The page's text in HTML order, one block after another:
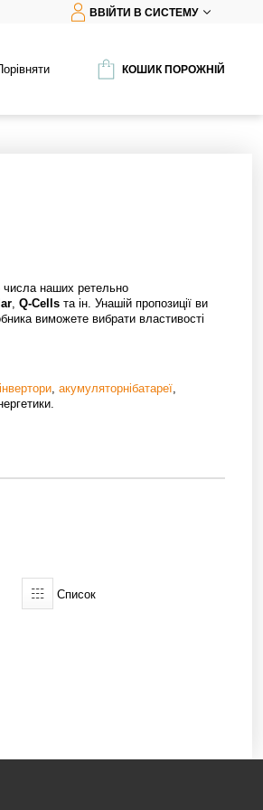
ВВІЙТИ В СИСТЕМУ
КОШИК ПОРОЖНІЙ
числа наших ретельно
, Q-Cells та ін. Унашій пропозиції ви
виможете вибрати властивості
інвертори, акумуляторнібатареї,
Список